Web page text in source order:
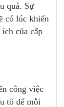
quả. Sự
có lúc khiến
của cấp
công việc
tố để mỗi